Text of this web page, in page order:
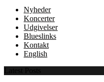
Nyheder
Koncerter
Udgivelser
Blueslinks
Kontakt
English
Latest Posts